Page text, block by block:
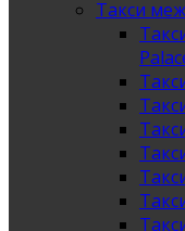
Такси